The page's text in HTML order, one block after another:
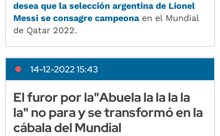
desea que la selección argentina de Lionel
Messi se consagre campeonaen el Mundial
de Qatar 2022.
14-12-2022 15:43
El furor por la"Abuela la la la la
la" no para y se transformó en la
cábala del Mundial